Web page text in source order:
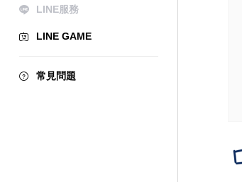
LINE服務
LINE GAME
常見問題